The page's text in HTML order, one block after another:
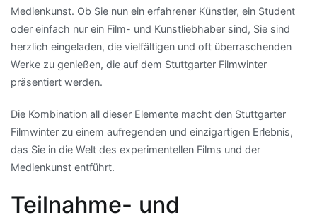
Medienkunst. Ob Sie nun ein erfahrener Künstler, ein Student
oder einfach nur ein Film- und Kunstliebhaber sind, Sie sind
herzlich eingeladen, die vielfältigen und oft überraschenden
Werke zu genießen, die auf dem Stuttgarter Filmwinter
präsentiert werden.
Die Kombination all dieser Elemente macht den Stuttgarter
Filmwinter zu einem aufregenden und einzigartigen Erlebnis,
das Sie in die Welt des experimentellen Films und der
Medienkunst entführt.
Teilnahme- und